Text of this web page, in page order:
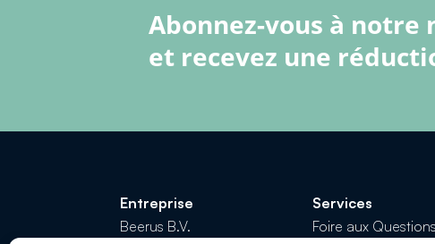
Abonnez-vous à notre
et recevez une
Entreprise
Beerus B.V.
Services
Foire aux Questions